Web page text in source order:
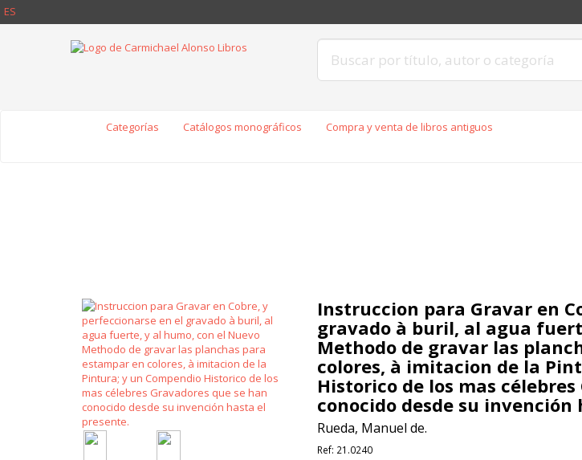
ES
Categorías Catálogos monográficos Compra y venta de libros antiguos
Instruccion para Gravar en
gravado à buril, al agua
Methodo de gravar las
colores, à imitacion de la
Historico de los mas
conocido desde su invención
Rueda, Manuel de.
Ref: 21.0240